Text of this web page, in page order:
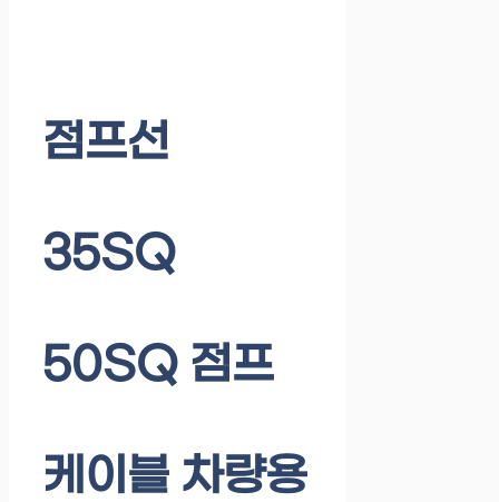
점프선
35SQ
50SQ 점프
케이블 차량용